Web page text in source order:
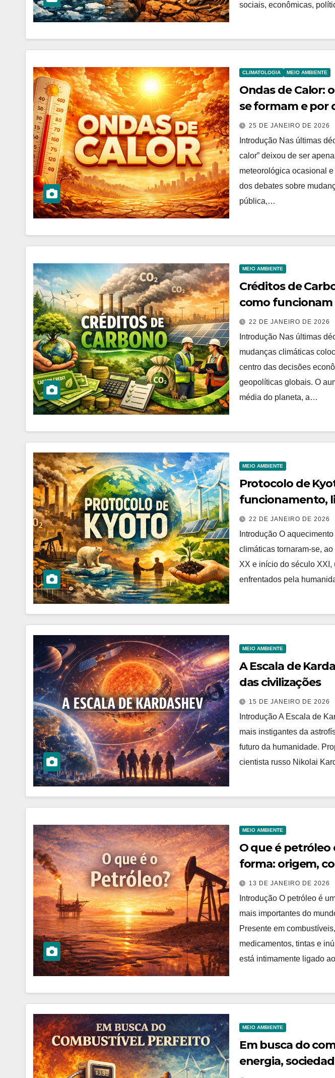
sociais, econômicas,
CLIMATOLOGIA MEIO AMBIENTE
Ondas de Calor:
se formam e por
um dos maiores
climáticos do
25 DE JANEIRO DE 2026
Introdução Nas últimas
calor” deixou de ser
meteorológica ocasional
dos debates sobre
pública,…
MEIO AMBIENTE
Créditos de
como funcionam
tornaram
ambiental global
22 DE JANEIRO DE 2026
Introdução Nas últimas
mudanças climáticas
centro das decisões
geopolíticas globais. O
média do planeta, a…
MEIO AMBIENTE
Protocolo de
funcionamento,
na governança
22 DE JANEIRO DE 2026
Introdução O
climáticas tornaram-se,
XX e início do século
enfrentados pela
MEIO AMBIENTE
A Escala de
das civilizações
15 DE JANEIRO DE 2026
Introdução A Escala de
mais instigantes da
futuro da humanidade.
cientista russo Nikolai
MEIO AMBIENTE
O que é petróleo
forma: origem,
exploração e
13 DE JANEIRO DE 2026
Introdução O petróleo é
mais importantes do
Presente em
medicamentos, tintas e
está intimamente ligado
MEIO AMBIENTE
Em busca do
energia,